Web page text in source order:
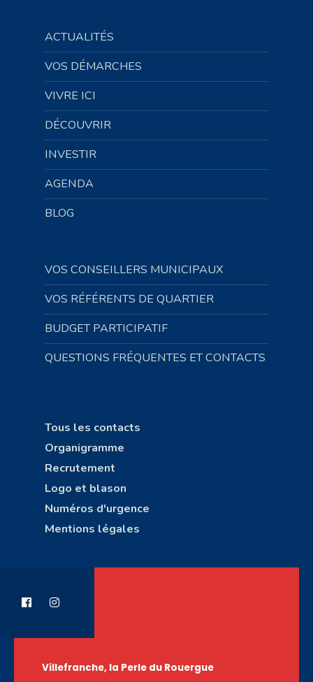
ACTUALITÉS
VOS DÉMARCHES
VIVRE ICI
DÉCOUVRIR
INVESTIR
AGENDA
BLOG
VOS CONSEILLERS MUNICIPAUX
VOS RÉFÉRENTS DE QUARTIER
BUDGET PARTICIPATIF
QUESTIONS FRÉQUENTES ET CONTACTS
Tous les contacts
Organigramme
Recrutement
Logo et blason
Numéros d'urgence
Mentions légales
Villefranche, la Perle du Rouergue